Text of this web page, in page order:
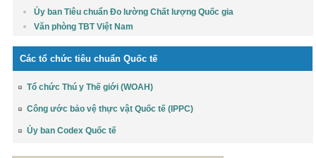
Ủy ban Tiêu chuẩn Đo lường Chất lượng Quốc gia
Văn phòng TBT Việt Nam
Các tổ chức tiêu chuẩn Quốc tế
Tổ chức Thú y Thế giới (WOAH)
Công ước bảo vệ thực vật Quốc tế (IPPC)
Ủy ban Codex Quốc tế